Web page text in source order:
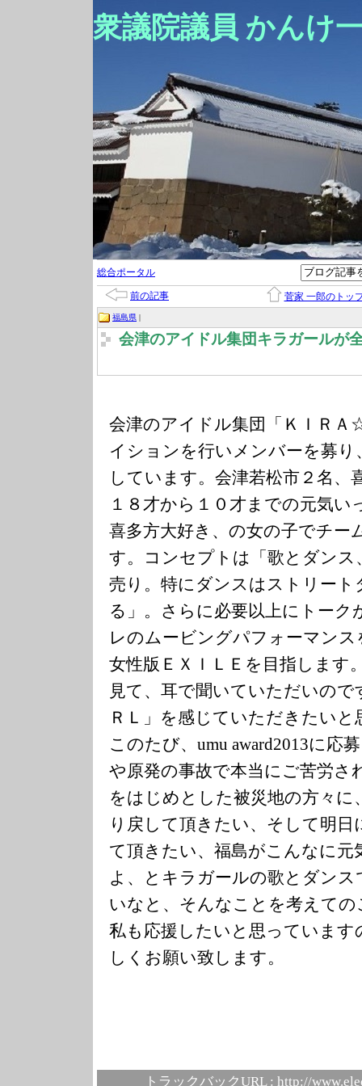
衆議院議員 かんけ
総合ポータル
前の記事 菅家 一郎のトッ
福島県 |
会津のアイドル集団キラガールが
会津のアイドル集団「ＫＩＲ
イションを行いメンバーを募り
しています。会津若松市２名、
１８才から１０才までの元気い
喜多方大好き、の女の子でチー
す。コンセプトは「歌とダン
売り。特にダンスはストリー
る」。さらに必要以上にトーク
レのムービングパフォーマン
女性版ＥＸＩＬＥを目指します
見て、耳で聞いていただいの
ＲＬ」を感じていただきたいと
このたび、umu award2013に応
や原発の事故で本当にご苦労さ
をはじめとした被災地の方々に
り戻して頂きたい、そして明
て頂きたい、福島がこんなに元
よ、とキラガールの歌とダン
いなと、そんなことを考えて
私も応援したいと思っています
しくお願い致します。
トラックバックURL : http://